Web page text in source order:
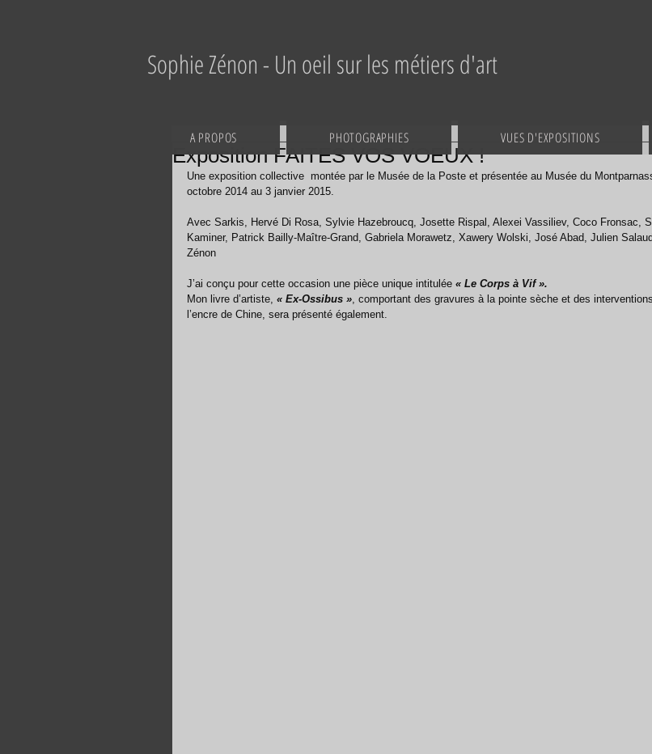
Sophie Zénon - Un oeil sur les métiers d'art
Exposition FAITES VOS VOEUX !
Une exposition collective  montée par le Musée de la Poste et présentée au Musée du
octobre 2014 au 3 janvier 2015.
Avec Sarkis, Hervé Di Rosa, Sylvie Hazebroucq, Josette Rispal, Alexei Vassiliev, Coco Fronsac,
Kaminer, Patrick Bailly-Maître-Grand, Gabriela Morawetz, Xawery Wolski, José Abad, Julien
Zénon
J’ai conçu pour cette occasion une pièce unique intitulée « Le Corps à Vif ».
Mon livre d’artiste, « Ex-Ossibus », comportant des gravures à la pointe sèche et des
l’encre de Chine, sera présenté également.
A PROPOS PHOTOGRAPHIES VUES D'EXPOSITIONS